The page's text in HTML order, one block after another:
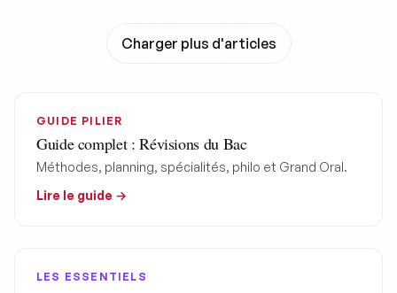
Charger plus d'articles
GUIDE PILIER
Guide complet : Révisions du Bac
Méthodes, planning, spécialités, philo et Grand Oral.
Lire le guide →
LES ESSENTIELS